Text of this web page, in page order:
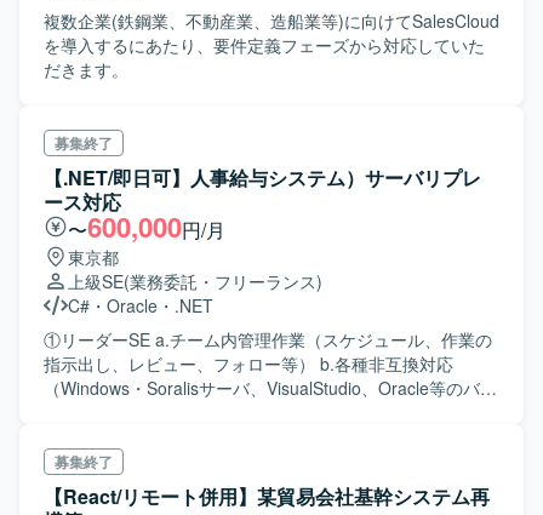
複数企業(鉄鋼業、不動産業、造船業等)に向けてSalesCloud
を導入するにあたり、要件定義フェーズから対応していた
だきます。
募集終了
【.NET/即日可】人事給与システム）サーバリプレ
ース対応
〜600,000円/月
東京都
上級SE(業務委託・フリーランス)
C# ・ Oracle ・ .NET
①リーダーSE a.チーム内管理作業（スケジュール、作業の
指示出し、レビュー、フォロー等） b.各種非互換対応
（Windows・Soralisサーバ、VisualStudio、Oracle等のバー
ェア・ソフトウェアのセットアップ（FOLS側指示による）
およびそのフォロー
募集終了
【React/リモート併用】某貿易会社基幹システム再